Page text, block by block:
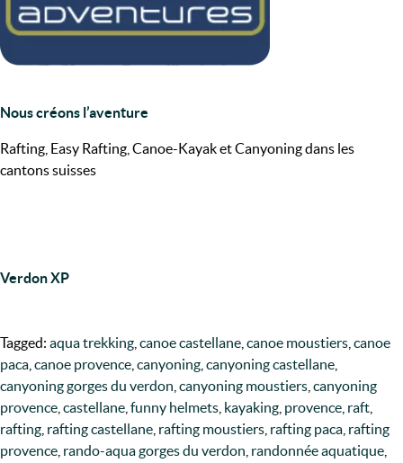
Nous créons l’aventure
Rafting, Easy Rafting, Canoe-Kayak et Canyoning dans les
cantons suisses
Verdon XP
Tagged: aqua trekking canoe castellane canoe moustiers canoe
paca canoe provence canyoning canyoning castellane
canyoning gorges du verdon canyoning moustiers canyoning
provence castellane funny helmets kayaking provence raft
rafting rafting castellane rafting moustiers rafting paca rafting
provence rando-aqua gorges du verdon randonnée aquatique